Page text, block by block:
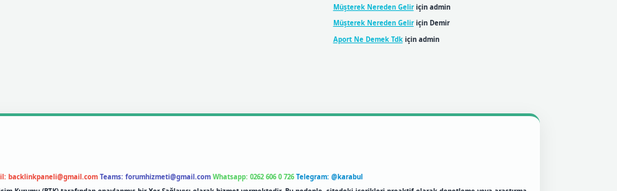
Müşterek Nereden Geliriçin admin
Müşterek Nereden Geliriçin Demir
Aport Ne Demek Tdkiçin admin
backlinkpaneli@gmail.com Teams: forumhizmeti@gmail.com Whatsapp: 0262 606 0 726 Telegram: @karabul